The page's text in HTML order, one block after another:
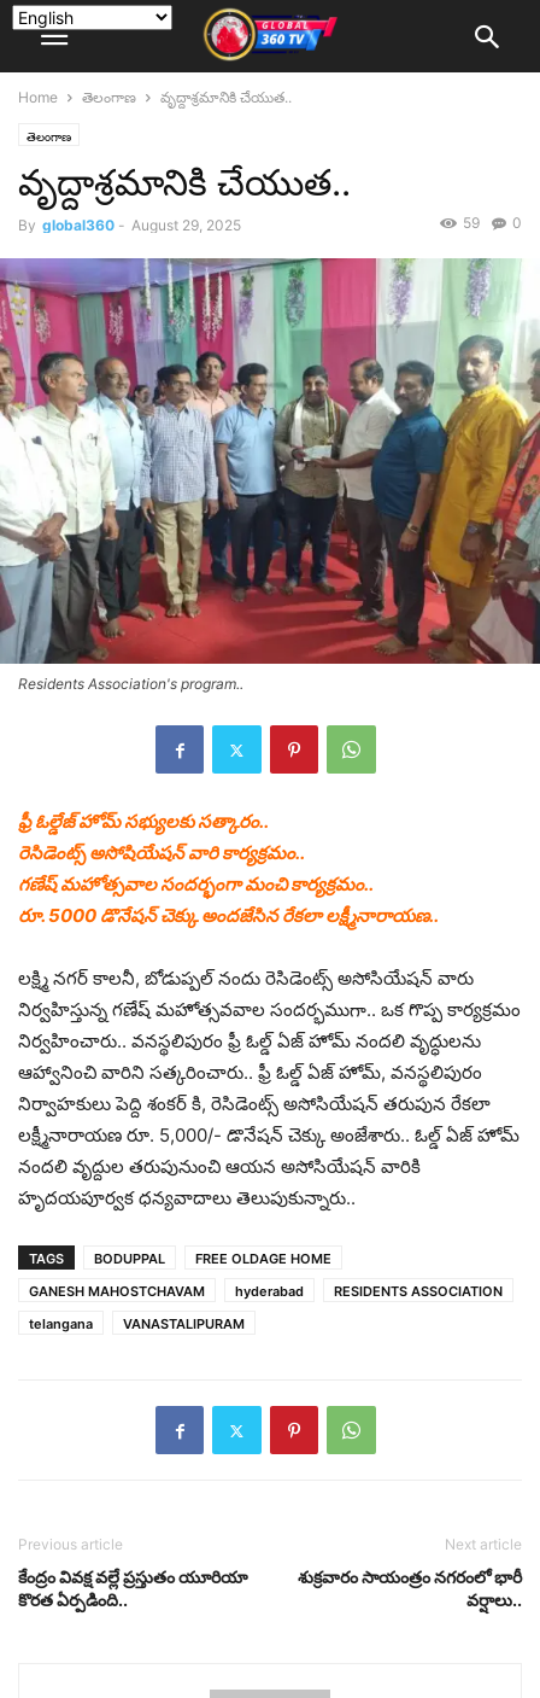
Home తెలంగాణ వృద్దాశ్రమానికి చేయుత..
తెలంగాణ
వృద్దాశ్రమానికి చేయుత..
By global360 - August 29, 2025 0
59
Residents Association's program..
ఫ్రీ ఓల్డేజ్ హోమ్ సభ్యులకు సత్కారం..
రెసిడెంట్స్ అసోషియేషన్ వారి కార్యక్రమం..
గణేష్ మహోత్సవాల సందర్భంగా మంచి కార్యక్రమం..
రూ. 5000 డొనేషన్ చెక్కు అందజేసిన రేకలా లక్ష్మీనారాయణ..
లక్ష్మి నగర్ కాలనీ, బోడుప్పల్ నందు రెసిడెంట్స్ అసోసియేషన్ వారు
నిర్వహిస్తున్న గణేష్ మహోత్సవవాల సందర్భముగా.. ఒక గొప్ప కార్యక్రమం
నిర్వహించారు.. వనస్థలిపురం ఫ్రీ ఓల్డ్ ఏజ్ హోమ్ నందలి వృద్ధులను
ఆహ్వానించి వారిని సత్కరించారు.. ఫ్రీ ఓల్డ్ ఏజ్ హోమ్, వనస్థలిపురం
నిర్వాహకులు పెద్ది శంకర్ కి, రెసిడెంట్స్ అసోసియేషన్ తరుపున రేకలా
లక్ష్మీనారాయణ రూ. 5,000/- డొనేషన్ చెక్కు అంజేశారు.. ఓల్డ్ ఏజ్ హోమ్
నందలి వృద్దుల తరుపునుంచి ఆయన అసోసియేషన్ వారికి
హృదయపూర్వక ధన్యవాదాలు తెలుపుకున్నారు..
TAGS BODUPPAL
FREE OLDAGE HOME
GANESH MAHOSTCHAVAM
hyderabad
RESIDENTS ASSOCIATION
telangana
VANASTALIPURAM
Previous article
కేంద్రం వివక్ష వల్లే ప్రస్తుతం యూరియా
కొరత ఏర్పడింది..
Next article
శుక్రవారం సాయంత్రం నగరంలో భారీ
వర్షాలు..